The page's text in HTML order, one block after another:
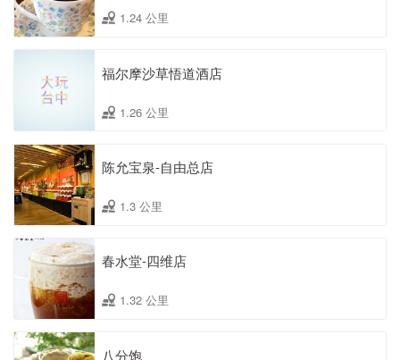
1.24 公里
福尔摩沙草悟道酒店
1.26 公里
陈允宝泉-自由总店
1.3 公里
春水堂-四维店
1.32 公里
八分饱